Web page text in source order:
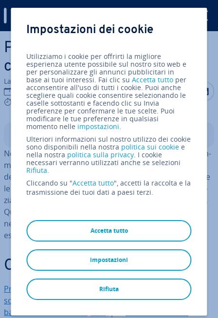
Vai al contenuto prin­ci­pa­le
Proxmox e Hyper V: un
confronto completo
La redazione di IONOS
15 gen 2026
8 mins
Condividi
Indice
Nella scelta di una piat­ta­for­ma di vir­tua­liz­za­zio­ne, gli am­
mi­ni­stra­to­ri e le am­mi­ni­stra­tri­ci IT devono spesso
decidere tra Proxmox VE e Microsoft Hyper-V. Entrambe
le soluzioni offrono fun­zio­na­li­tà robuste, ma si dif­fe­ren­
zia­no per ar­chi­tet­tu­ra, licenze e pubblico di ri­fe­ri­men­to.
Questo articolo illustra le prin­ci­pa­li dif­fe­ren­ze e ti aiuta
nella scelta della piat­ta­for­ma adatta alle diverse
esigenze.
Cos’è Proxmox?
Proxmox è una piat­ta­for­ma di vir­tua­liz­za­zio­ne
open
source basata su Debian Linux che integra siaKernel-
based Virtual Machine (KVM)
Impostazioni dei cookie
Utilizziamo i cookie per offrirti la migliore
esperienza utente possibile sul nostro sito web e
per personalizzare gli annunci pubblicitari in
base ai tuoi interessi. Fai clic suAccetta tutto per
acconsentire all'uso di tutti i cookie. Puoi anche
scegliere quali cookie consentire selezionando le
caselle sottostanti e facendo clic su Invia
preferenze per confermare le tue scelte. Puoi
modificare le tue preferenze in qualsiasi
momento nelle impostazioni.
Ulteriori informazioni sul nostro utilizzo dei cookie
sono disponibili nella nostra politica sui cookie e
nella nostra politica sulla privacy. I cookie
necessari verranno utilizzati anche se selezioni
Rifiuta.
Cliccando su "Accetta tutto", accetti la raccolta e la
trasmissione dei tuoi dati a paesi terzi.
Accetta tutto
Rifiuta
impostazioni